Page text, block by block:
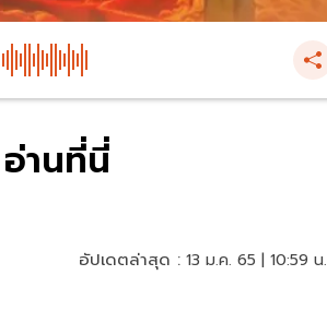
านที่นี่
อัปเดตล่าสุด : 13 ม.ค. 65 | 10:59 น.